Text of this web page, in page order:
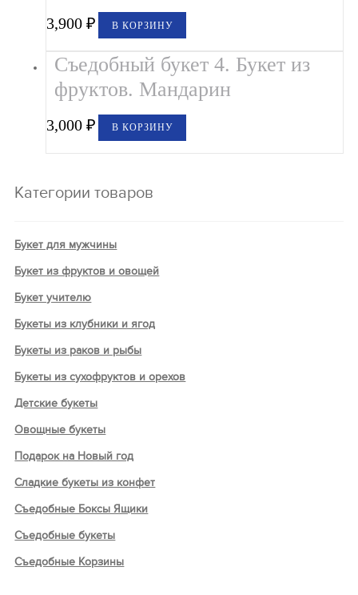
3,900₽ В КОРЗИНУ
Съедобный букет 4. Букет из
фруктов. Мандарин
3,000₽ В КОРЗИНУ
Категории товаров
Букет для мужчины
Букет из фруктов и овощей
Букет учителю
Букеты из клубники и ягод
Букеты из раков и рыбы
Букеты из сухофруктов и орехов
Детские букеты
Овощные букеты
Подарок на Новый год
Сладкие букеты из конфет
Съедобные Боксы Ящики
Съедобные букеты
Съедобные Корзины